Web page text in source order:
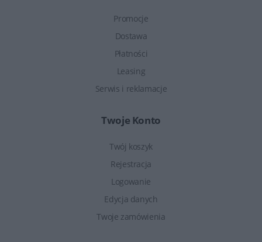
Promocje
Dostawa
Płatności
Leasing
Serwis i reklamacje
Twoje Konto
Twój koszyk
Rejestracja
Logowanie
Edycja danych
Twoje zamówienia